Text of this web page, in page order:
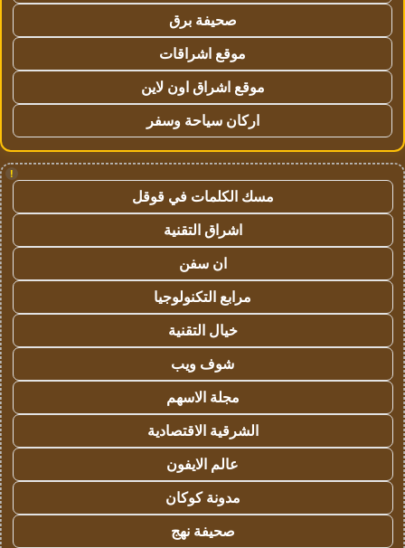
صحيفة برق
موقع اشراقات
موقع اشراق اون لاين
اركان سياحة وسفر
!
مسك الكلمات في قوقل
اشراق التقنية
ان سفن
مرابع التكنولوجيا
خيال التقنية
شوف ويب
مجلة الاسهم
الشرقية الاقتصادية
عالم الايفون
مدونة كوكان
صحيفة نهج